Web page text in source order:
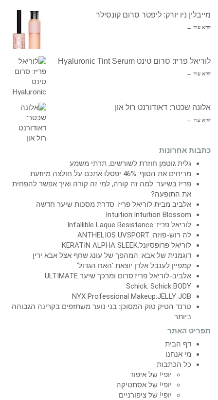
מייבלין ניו יורק: ליפטר סרום קונסילר
קרא עוד ←
לוריאל פריז: סרום טינט Hyaluronic Tint Serum
קרא עוד ←
אלונה שכטר: דאודורנט רול און
קרא עוד ←
כתבות אחרונות
גלית גוטמן חוזרת לשורשים, תרתי משמע
מריחים את הסוף: 46% יפסלו אתכם על חולצה מיוזעת
פריז בשיער: למה זה קורה, למי זה קורה ואיך אפשר להפחית
את התופעה?
אלביב מבית לוריאל פריז: סדרת מסכות שיער חדשה
Intuition:Intuition Blossom
לוריאל פריז: Infallible Laque Resistance
לה רוש-פוזה: ANTHELIOS UVSPORT
לוריאל פרופסיונל:KERATIN ALPHA SLEEK
דוגמנית של אבא: המהפך של עונג שחף אצל אבא ירין
קמפיין לענבל אלדן יוצאת 'האח הגדול'
אלביב-לוריאל פריז:סרום ומרכך שיער ULTIMATE
Schick: Schick BODY
NYX Professional Makeup:JELLY JOB
טרנד הטיק טוק המסוכן: בני נוער משתזפים בקרינה הגבוהה
ביותר
תפריט האתר
דף הבית
מי אנחנו
כל הכתבות
יופי! של איפור
יופי! של אסתטיקה
יופי! של ציפורניים